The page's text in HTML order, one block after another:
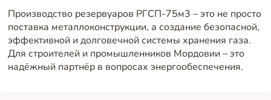
Производство резервуаров РГСП-75м3 – это не просто
поставка металлоконструкции, а создание безопасной,
эффективной и долговечной системы хранения газа.
Для строителей и промышленников Мордовии – это
надёжный партнёр в вопросах энергообеспечения.